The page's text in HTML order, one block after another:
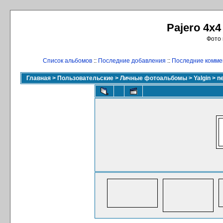
Pajero
Фото
Список альбомов :: Последние добавления :: Последние
Главная > Пользовательские > Личные фотоальбомы > Yalgin >